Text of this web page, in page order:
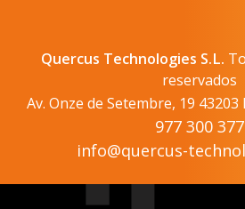
Quercus Technologies S.L.
reservados
Av. Onze de Setembre, 19 43203
977 300 377
info@quercus-